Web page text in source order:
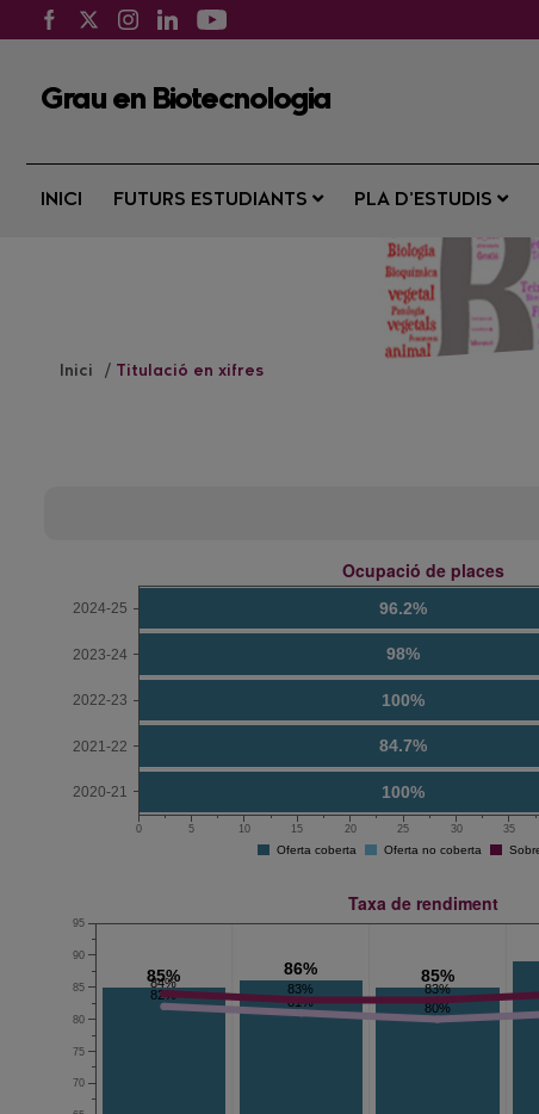
Grau en Biotecnologia
INICI FUTURS ESTUDIANTS PLA D’ESTUDIS
Inici Titulació en xifres